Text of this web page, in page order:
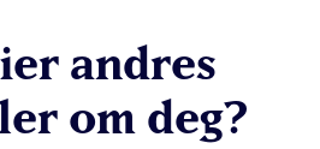
andres
om deg?